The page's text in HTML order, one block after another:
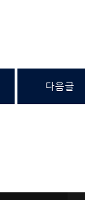
다음글